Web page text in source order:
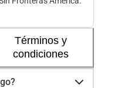
Términos y
condiciones